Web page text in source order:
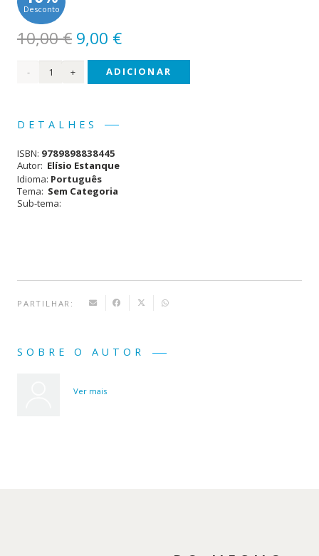
Desconto
10,00€ O
preço
original
10,00 €.
9,00 €O
preço
atual
Quantidade
Tradições
Académicas
ADICIONAR
DETALHES
ISBN: 9789898838445
Autor: Elísio Estanque
Idioma: Português
Tema: Sem Categoria
Sub-tema:
PARTILHAR:
SOBRE O AUTOR
Ver mais